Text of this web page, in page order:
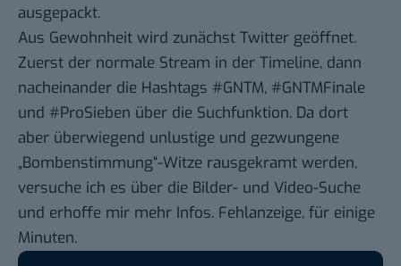
ausgepackt.
Aus Gewohnheit wird zunächst Twitter geöffnet.
Zuerst der normale Stream in der Timeline, dann
nacheinander die Hashtags #GNTM, #GNTMFinale
und #ProSieben über die Suchfunktion. Da dort
aber überwiegend unlustige und gezwungene
„Bombenstimmung“-Witze rausgekramt werden,
versuche ich es über die Bilder- und Video-Suche
und erhoffe mir mehr Infos. Fehlanzeige, für einige
Minuten.